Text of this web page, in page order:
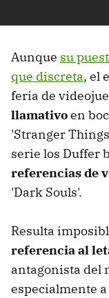
Aunque su
que discreta, el
feria de
llamativoen
'Stranger
serie los Duffer
referencias de
'Dark Souls'.
Resulta
referencia al
antagonista del
especialmente